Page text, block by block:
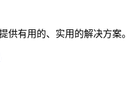
供有用的、实用的解决方案。